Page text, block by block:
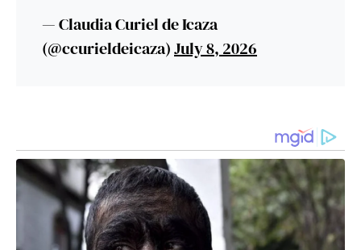
— Claudia Curiel de Icaza
(@ccurieldeicaza)July 8, 2026